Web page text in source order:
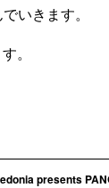
いきます。
。
presents